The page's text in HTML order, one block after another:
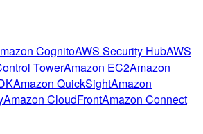
CognitoAWS Security HubAWS
TowerAmazon EC2Amazon
Amazon QuickSightAmazon
Amazon CloudFrontAmazon Connect